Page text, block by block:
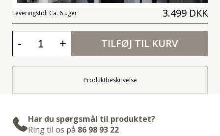
Leveringstid: Ca. 6 uger 3.499 DKK
- + TILFØJ TIL KURV
Produktbeskrivelse
Har du spørgsmål til produktet?
Ring til os på 86 98 93 22